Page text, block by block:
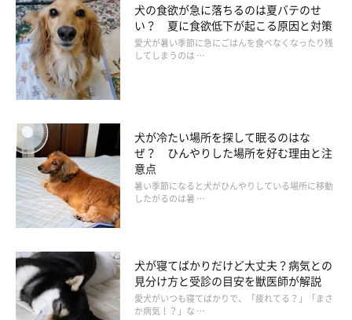
犬の食欲が急に落ちるのは夏バテのせ
い？ 夏に食欲低下が起こる原因と対策
愛犬が暑い季節に急にごはんを食べなくなったり残
してしまうのは …
犬が冷たい場所を探して眠るのはな
ぜ？ ひんやりした場所を好む理由と注
意点
暑い季節になると犬がひんやりしている場所に移動
したがるのは暑 …
犬が寝てばかりだけど大丈夫？病気との
見分け方と受診の目安を獣医師が解説
愛犬がいつも寝てばかりで、「疲れてる？」「まさ
か病気！？」な …